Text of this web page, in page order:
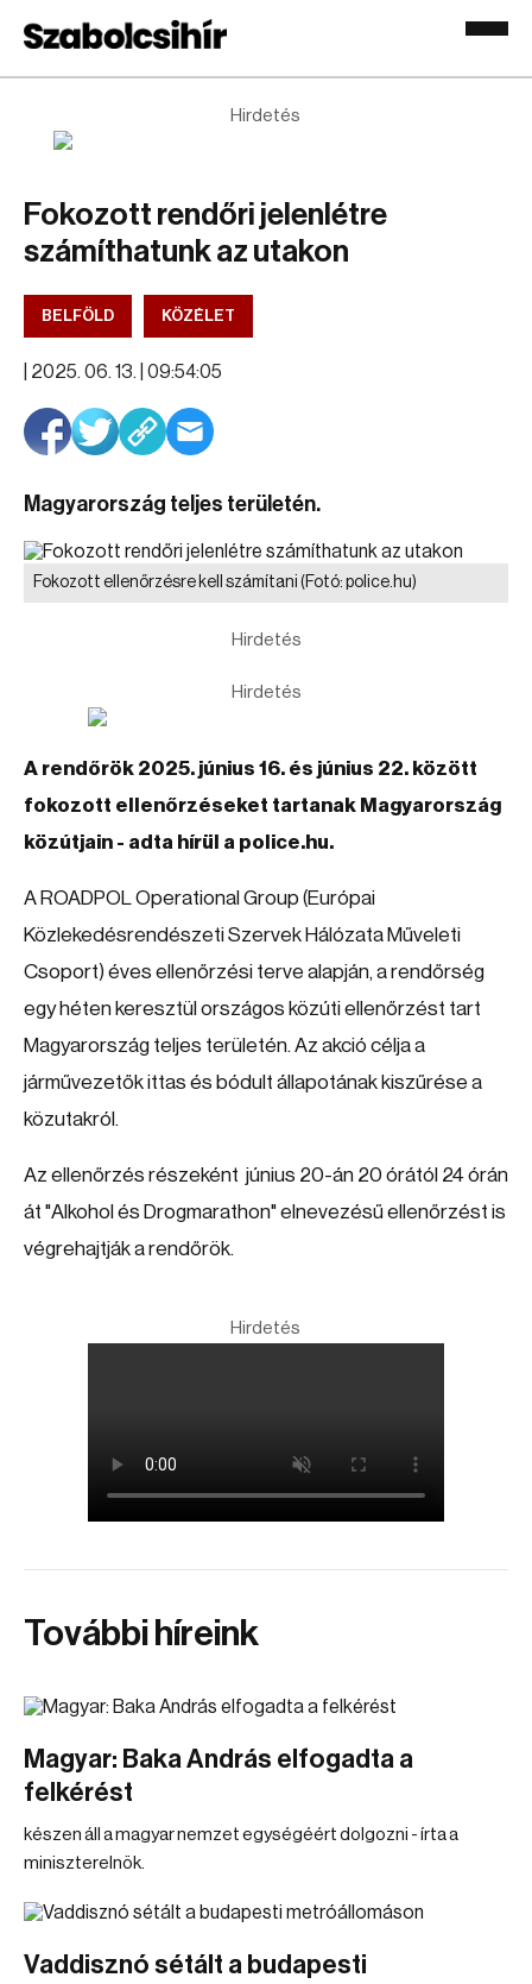
Hirdetés
Fokozott rendőri jelenlétre
számíthatunk az utakon
BELFÖLD KÖZÉLET
2025. 06. 13. | 09:54:05
Magyarország teljes területén.
Fokozott ellenőrzésre kell számítani (Fotó: police.hu)
Hirdetés
Hirdetés
A rendőrök 2025. június 16. és június 22. között
fokozott ellenőrzéseket tartanak Magyarország
közútjain - adta hírül a police.hu.
A ROADPOL Operational Group (Európai
Közlekedésrendészeti Szervek Hálózata Műveleti
Csoport) éves ellenőrzési terve alapján, a rendőrség
egy héten keresztül országos közúti ellenőrzést tart
Magyarország teljes területén. Az akció célja a
járművezetők ittas és bódult állapotának kiszűrése a
közutakról.
Az ellenőrzés részeként június 20-án 20 órától 24 órán
át "Alkohol és Drogmarathon" elnevezésű ellenőrzést is
végrehajtják a rendőrök.
Hirdetés
További híreink
Magyar: Baka András elfogadta a
felkérést
készen áll a magyar nemzet egységéért dolgozni - írta a
miniszterelnök.
Vaddisznó sétált a budapesti